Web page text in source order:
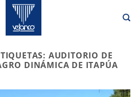
AUDITORIO DE
DINÁMICA DE ITAPÚA